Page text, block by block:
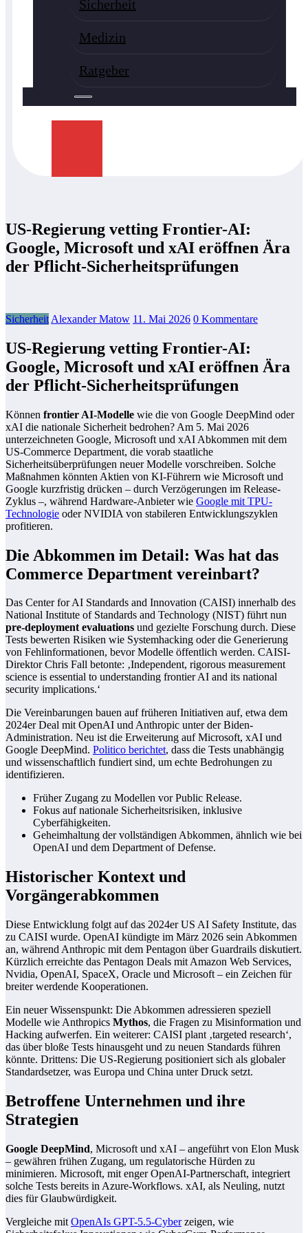
Sicherheit
Medizin
Ratgeber
US-Regierung vetting Frontier-AI:
Google, Microsoft und xAI eröffnen Ära
der Pflicht-Sicherheitsprüfungen
Sicherheit Alexander Matow 11. Mai 2026 0 Kommentare
US-Regierung vetting Frontier-AI:
Google, Microsoft und xAI eröffnen Ära
der Pflicht-Sicherheitsprüfungen
Können frontier AI-Modelle wie die von Google DeepMind oder
xAI die nationale Sicherheit bedrohen? Am 5. Mai 2026
unterzeichneten Google, Microsoft und xAI Abkommen mit dem
US-Commerce Department, die vorab staatliche
Sicherheitsüberprüfungen neuer Modelle vorschreiben. Solche
Maßnahmen könnten Aktien von KI-Führern wie Microsoft und
Google kurzfristig drücken – durch Verzögerungen im Release-
Zyklus –, während Hardware-Anbieter wie Google mit TPU-
Technologie oder NVIDIA von stabileren Entwicklungszyklen
profitieren.
Die Abkommen im Detail: Was hat das
Commerce Department vereinbart?
Das Center for AI Standards and Innovation (CAISI) innerhalb des
National Institute of Standards and Technology (NIST) führt nun
pre-deployment evaluations und gezielte Forschung durch. Diese
Tests bewerten Risiken wie Systemhacking oder die Generierung
von Fehlinformationen, bevor Modelle öffentlich werden. CAISI-
Direktor Chris Fall betonte: ‚Independent, rigorous measurement
science is essential to understanding frontier AI and its national
security implications.‘
Die Vereinbarungen bauen auf früheren Initiativen auf, etwa dem
2024er Deal mit OpenAI und Anthropic unter der Biden-
Administration. Neu ist die Erweiterung auf Microsoft, xAI und
Google DeepMind. Politico berichtet, dass die Tests unabhängig
und wissenschaftlich fundiert sind, um echte Bedrohungen zu
identifizieren.
Früher Zugang zu Modellen vor Public Release.
Fokus auf nationale Sicherheitsrisiken, inklusive
Cyberfähigkeiten.
Geheimhaltung der vollständigen Abkommen, ähnlich wie bei
OpenAI und dem Department of Defense.
Historischer Kontext und
Vorgängerabkommen
Diese Entwicklung folgt auf das 2024er US AI Safety Institute, das
zu CAISI wurde. OpenAI kündigte im März 2026 sein Abkommen
an, während Anthropic mit dem Pentagon über Guardrails diskutiert.
Kürzlich erreichte das Pentagon Deals mit Amazon Web Services,
Nvidia, OpenAI, SpaceX, Oracle und Microsoft – ein Zeichen für
breiter werdende Kooperationen.
Ein neuer Wissenspunkt: Die Abkommen adressieren speziell
Modelle wie Anthropics Mythos, die Fragen zu Misinformation und
Hacking aufwerfen. Ein weiterer: CAISI plant ‚targeted research‘,
das über bloße Tests hinausgeht und zu neuen Standards führen
könnte. Drittens: Die US-Regierung positioniert sich als globaler
Standardsetzer, was Europa und China unter Druck setzt.
Betroffene Unternehmen und ihre
Strategien
Google DeepMind, Microsoft und xAI – angeführt von Elon Musk
– gewähren frühen Zugang, um regulatorische Hürden zu
minimieren. Microsoft, mit enger OpenAI-Partnerschaft, integriert
solche Tests bereits in Azure-Workflows. xAI, als Neuling, nutzt
dies für Glaubwürdigkeit.
Vergleiche mit OpenAIs GPT-5.5-Cyberzeigen, wie